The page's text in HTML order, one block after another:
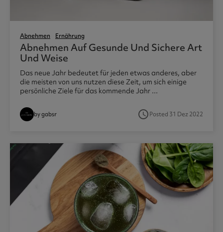
Abnehmen Ernährung
Abnehmen Auf Gesunde Und Sichere Art
Und Weise
Das neue Jahr bedeutet für jeden etwas anderes, aber
die meisten von uns nutzen diese Zeit, um sich einige
persönliche Ziele für das kommende Jahr ...
by gabsr access_timePosted 31 Dez 2022